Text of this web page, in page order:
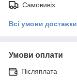
Самовивіз
Всі умови доставки
Умови оплати
Післяплата